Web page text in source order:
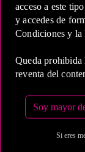
acceso a este
y accedes de
Condiciones y la
Queda prohibida
reventa del
Soy mayor
Si eres